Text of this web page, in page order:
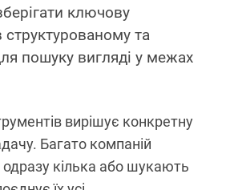
ключову
та
пошуку вигляді у межах
вирішує конкретну
Багато компаній
кілька або шукають